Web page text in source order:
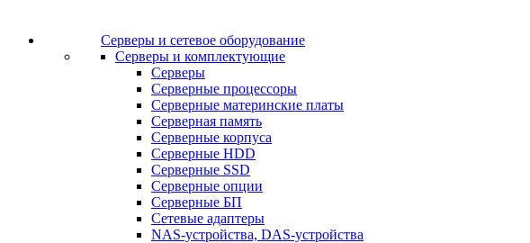
Серверы и сетевое оборудование
Серверы и комплектующие
Серверы
Серверные процессоры
Серверные материнские платы
Серверная память
Серверные корпуса
Серверные HDD
Серверные SSD
Серверные опции
Серверные БП
Сетевые адаптеры
NAS-устройства, DAS-устройства